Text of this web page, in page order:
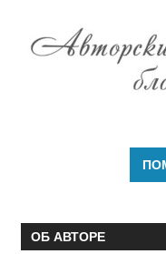
ОБ АВТОРЕ